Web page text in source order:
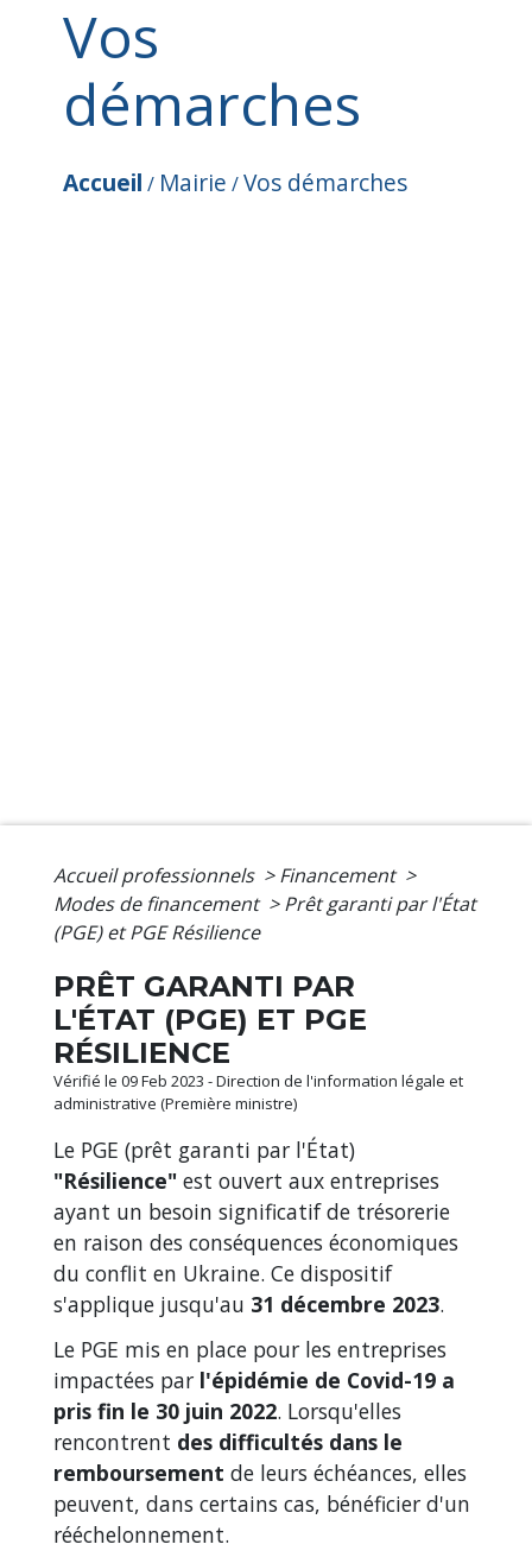
Vos
démarches
Accueil / Mairie /Vos démarches
Accueil professionnels > Financement >
Modes de financement > Prêt garanti par l'État
(PGE) et PGE Résilience
PRÊT GARANTI PAR
L'ÉTAT (PGE) ET PGE
RÉSILIENCE
Vérifié le 09 Feb 2023 - Direction de l'information légale et
administrative (Première ministre)
Le PGE (prêt garanti par l'État)
"Résilience" est ouvert aux entreprises
ayant un besoin significatif de trésorerie
en raison des conséquences économiques
du conflit en Ukraine. Ce dispositif
s'applique jusqu'au 31 décembre 2023.
Le PGE mis en place pour les entreprises
impactées par l'épidémie de Covid-19 a
pris fin le 30 juin 2022. Lorsqu'elles
rencontrent des difficultés dans le
remboursement de leurs échéances, elles
peuvent, dans certains cas, bénéficier d'un
rééchelonnement.